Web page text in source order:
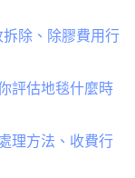
除、除膠費用行
評估地毯什麼時
理方法、收費行